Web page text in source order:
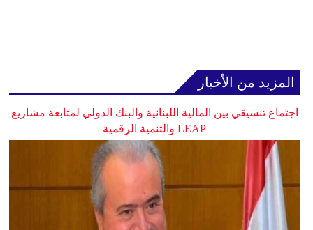
المزيد من الأخبار
اجتماع تنسيقي بين المالية اللبنانية والبنك الدولي لمتابعة مشاريع
LEAP والتنمية الرقمية